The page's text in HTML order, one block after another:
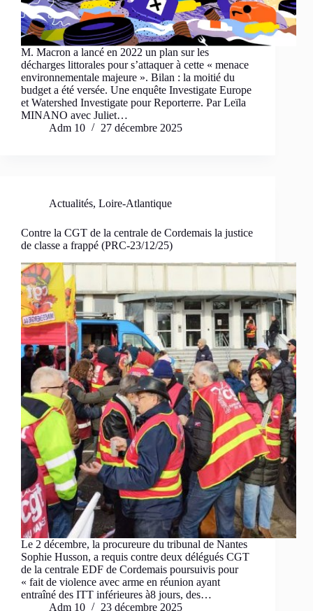
M. Macron a lancé en 2022 un plan sur les
décharges littorales pour s’attaquer à cette « menace
environnementale majeure ». Bilan : la moitié du
budget a été versée. Une enquête Investigate Europe
et Watershed Investigate pour Reporterre. Par Leïla
MINANO avec Juliet…
Adm 10
27 décembre 2025
Actualités, Loire-Atlantique
Contre la CGT de la centrale de Cordemais la justice
de classe a frappé (PRC-23/12/25)
Le 2 décembre, la procureure du tribunal de Nantes
Sophie Husson, a requis contre deux délégués CGT
de la centrale EDF de Cordemais poursuivis pour
« fait de violence avec arme en réunion ayant
entraîné des ITT inférieures à8 jours, des…
Adm 10
23 décembre 2025